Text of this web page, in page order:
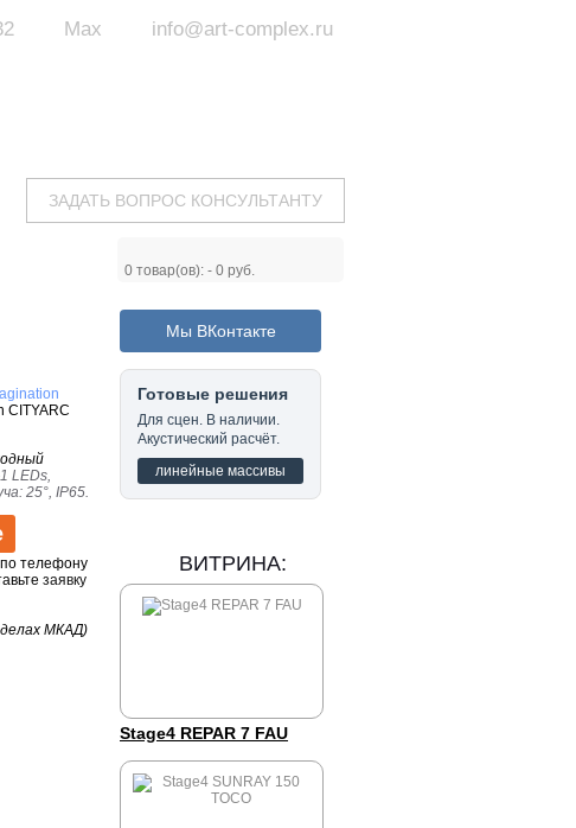
info@art-complex.ru
Max
ЗАДАТЬ ВОПРОС КОНСУЛЬТАНТУ
0 товар(ов): - 0 руб.
CITYARC
LEDs,
25°, IP65.
телефону
заявку
МКАД)
Мы ВКонтакте
Готовые решения
Для сцен. В наличии.
Акустический расчёт.
линейные массивы
ВИТРИНА:
Stage4 REPAR 7 FAU